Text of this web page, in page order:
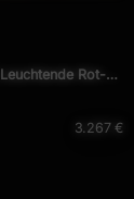
Rot-
3.267 €